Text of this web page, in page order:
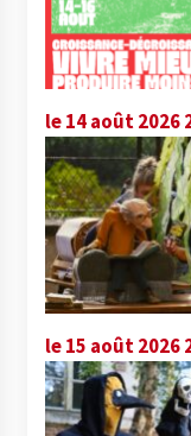
le 14 août 2026
le 15 août 2026